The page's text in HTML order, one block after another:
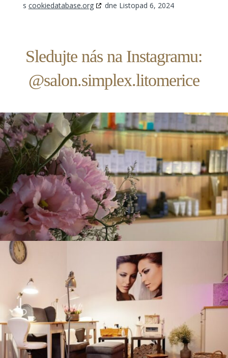
s cookiedatabase.org dne Listopad 6, 2024
Sledujte nás na Instagramu:
@salon.simplex.litomerice